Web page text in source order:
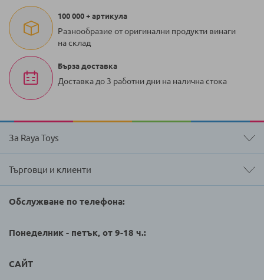
100 000 + артикула
Разнообразие от оригинални продукти винаги
на склад
Бърза доставка
Доставка до 3 работни дни на налична стока
За Raya Toys
Търговци и клиенти
Обслужване по телефона:
Понеделник - петък, от 9-18 ч.:
САЙТ